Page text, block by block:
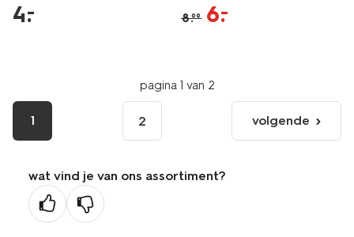
4.
– 8.99 6.
–
pagina 1 van 2
1 2
volgende
pagina
volgende
wat vind je van ons assortiment?